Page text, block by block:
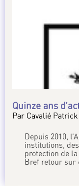
Quinze ans
Par Cavalié Patrick
Depuis 2010,
institutions,
protection de
Bref retour sur